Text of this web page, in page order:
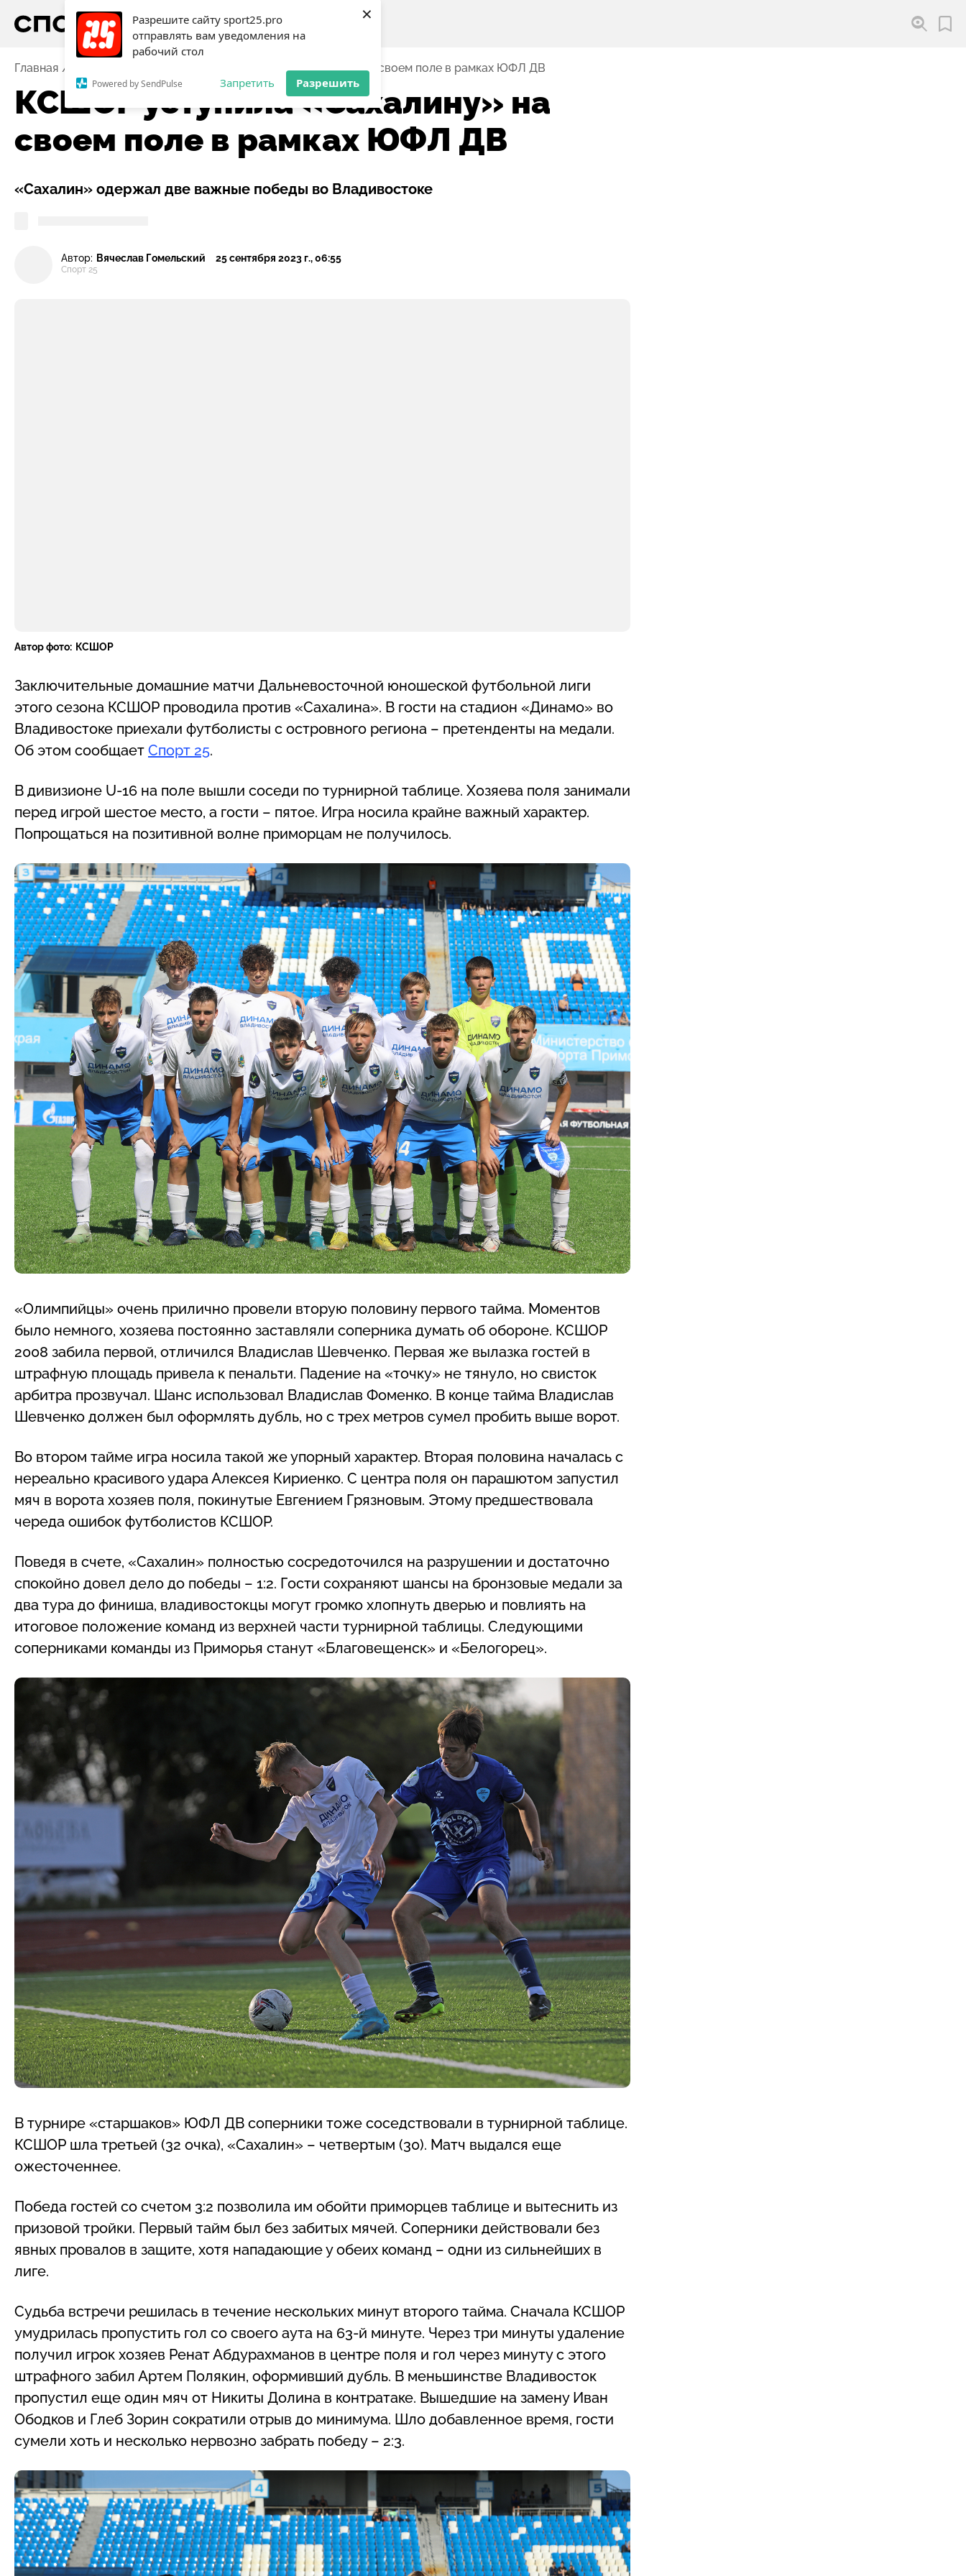
Разрешите сайту sport25.pro
отправлять вам уведомления на
рабочий стол
Powered by SendPulse Запретить Разрешить
×
Главная КСШОР уступила «Сахалину» на своем поле в рамках ЮФЛ ДВ
КСШОР уступила «Сахалину» на
своем поле в рамках ЮФЛ ДВ
«Сахалин» одержал две важные победы во Владивостоке
Автор: Вячеслав Гомельский
Спорт 25
25 сентября 2023 г., 06:55
Автор фото: КСШОР
Заключительные домашние матчи Дальневосточной юношеской футбольной лиги
этого сезона КСШОР проводила против «Сахалина». В гости на стадион «Динамо» во
Владивостоке приехали футболисты с островного региона – претенденты на медали.
Об этом сообщает Спорт 25.
В дивизионе U-16 на поле вышли соседи по турнирной таблице. Хозяева поля занимали
перед игрой шестое место, а гости – пятое. Игра носила крайне важный характер.
Попрощаться на позитивной волне приморцам не получилось.
«Олимпийцы» очень прилично провели вторую половину первого тайма. Моментов
было немного, хозяева постоянно заставляли соперника думать об обороне. КСШОР
2008 забила первой, отличился Владислав Шевченко. Первая же вылазка гостей в
штрафную площадь привела к пенальти. Падение на «точку» не тянуло, но свисток
арбитра прозвучал. Шанс использовал Владислав Фоменко. В конце тайма Владислав
Шевченко должен был оформлять дубль, но с трех метров сумел пробить выше ворот.
Во втором тайме игра носила такой же упорный характер. Вторая половина началась с
нереально красивого удара Алексея Кириенко. С центра поля он парашютом запустил
мяч в ворота хозяев поля, покинутые Евгением Грязновым. Этому предшествовала
череда ошибок футболистов КСШОР.
Поведя в счете, «Сахалин» полностью сосредоточился на разрушении и достаточно
спокойно довел дело до победы – 1:2. Гости сохраняют шансы на бронзовые медали за
два тура до финиша, владивостокцы могут громко хлопнуть дверью и повлиять на
итоговое положение команд из верхней части турнирной таблицы. Следующими
соперниками команды из Приморья станут «Благовещенск» и «Белогорец».
В турнире «старшаков» ЮФЛ ДВ соперники тоже соседствовали в турнирной таблице.
КСШОР шла третьей (32 очка), «Сахалин» – четвертым (30). Матч выдался еще
ожесточеннее.
Победа гостей со счетом 3:2 позволила им обойти приморцев таблице и вытеснить из
призовой тройки. Первый тайм был без забитых мячей. Соперники действовали без
явных провалов в защите, хотя нападающие у обеих команд – одни из сильнейших в
лиге.
Судьба встречи решилась в течение нескольких минут второго тайма. Сначала КСШОР
умудрилась пропустить гол со своего аута на 63-й минуте. Через три минуты удаление
получил игрок хозяев Ренат Абдурахманов в центре поля и гол через минуту с этого
штрафного забил Артем Полякин, оформивший дубль. В меньшинстве Владивосток
пропустил еще один мяч от Никиты Долина в контратаке. Вышедшие на замену Иван
Ободков и Глеб Зорин сократили отрыв до минимума. Шло добавленное время, гости
сумели хоть и несколько нервозно забрать победу – 2:3.